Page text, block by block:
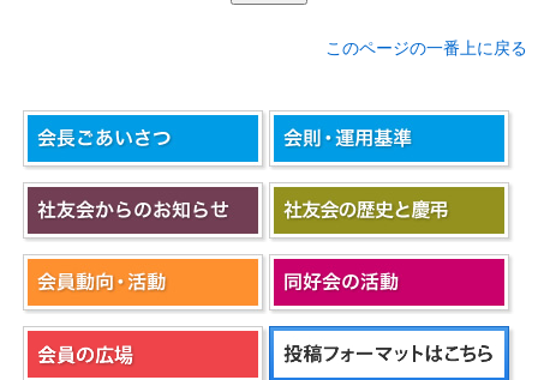
このページの一番上に戻る